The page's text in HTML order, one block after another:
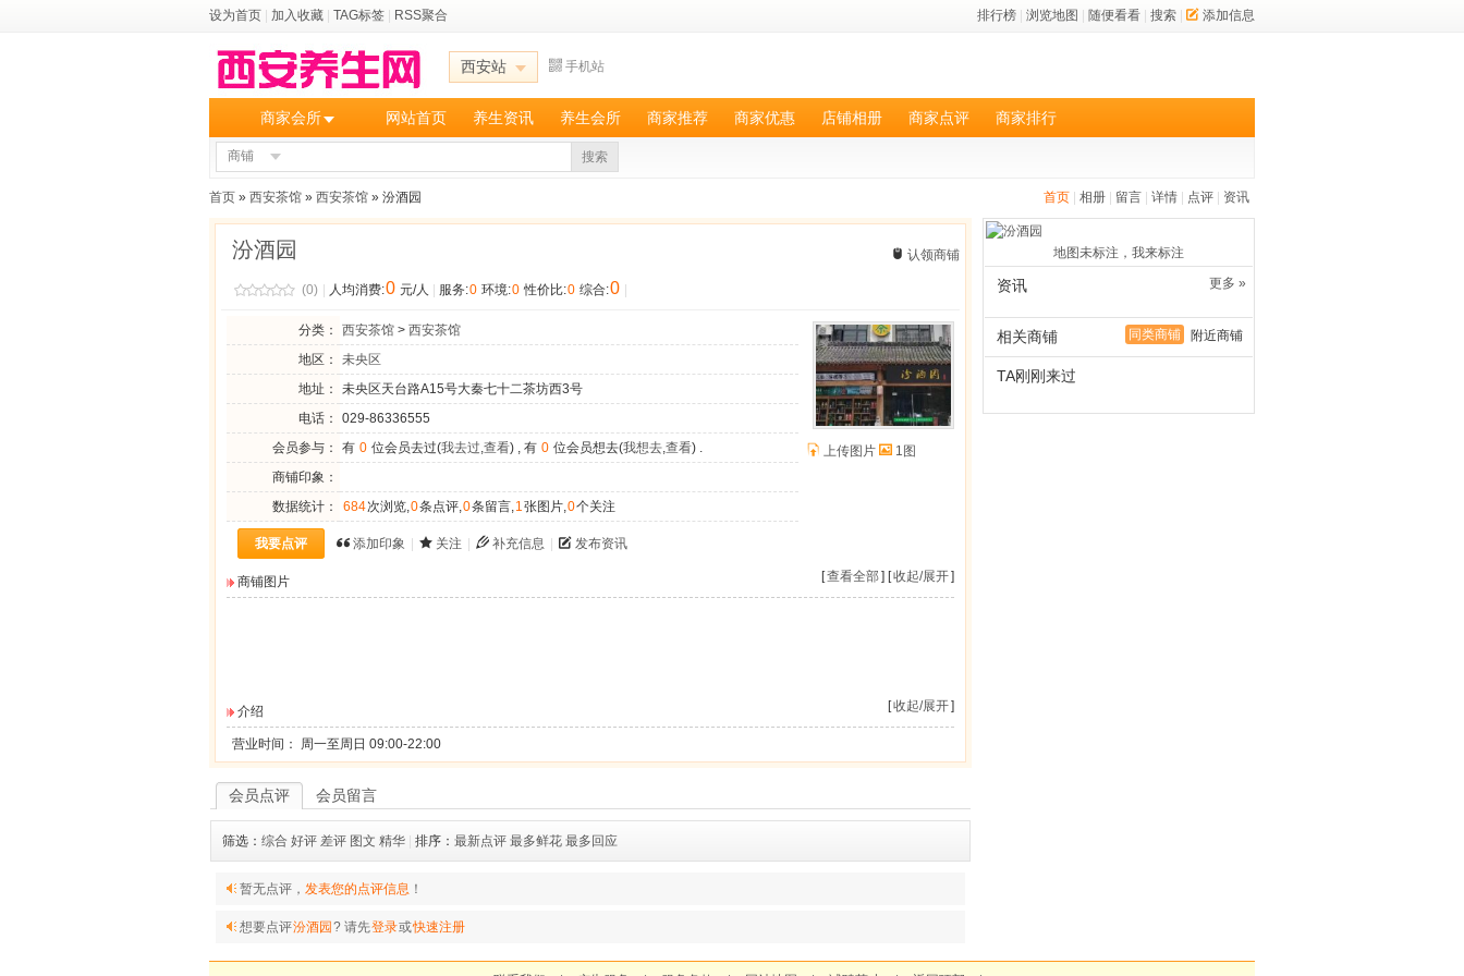
设为首页 加入收藏 TAG标签 RSS聚合 排行榜 浏览地图 随便看看 搜索 添加信息
西安站 手机站
商家会所 网站首页 养生资讯 养生会所 商家推荐 商家优惠 店铺相册 商家点评 商家排行
商铺 搜索
首页 相册 留言 详情 点评 资讯
首页 » 西安茶馆 » 西安茶馆 » 汾酒园
汾酒园 认领商铺
(0) 人均消费:0 元/人 服务:0 环境:0 性价比:0 综合:0
分类： 西安茶馆 > 西安茶馆
地区：
未央区
地址：
未央区天台路A15号大秦七十二茶坊西3号
电话：
029-86336555
会员参与：
有 0 位会员去过(我去过,查看) , 有 0 位会员想去(我想去,查看) .
商铺印象：
数据统计：
684次浏览,0条点评,0条留言,1张图片,0个关注
我要点评 添加印象 关注 补充信息 发布资讯
上传图片 1图
[查看全部] [收起/展开]
商铺图片
[收起/展开]
介绍
营业时间： 周一至周日 09:00-22:00
会员点评 会员留言
筛选： 综合 好评 差评 图文 精华 排序： 最新点评 最多鲜花 最多回应
暂无点评， 发表您的点评信息 ！
想要点评汾酒园 ? 请先登录或快速注册
地图未标注，我来标注
更多 »
资讯
同类商铺 附近商铺
相关商铺
TA刚刚来过